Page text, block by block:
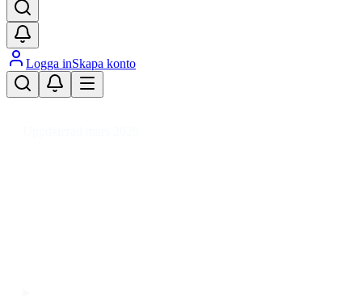
Logga inSkapa konto